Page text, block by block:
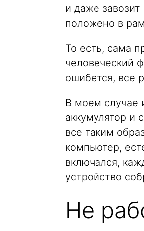
и даже
положено в
То есть, сама
человеческий
ошибется, все
В моем случае
аккумулятор и
все таким
компьютер,
включался,
устройство
Не